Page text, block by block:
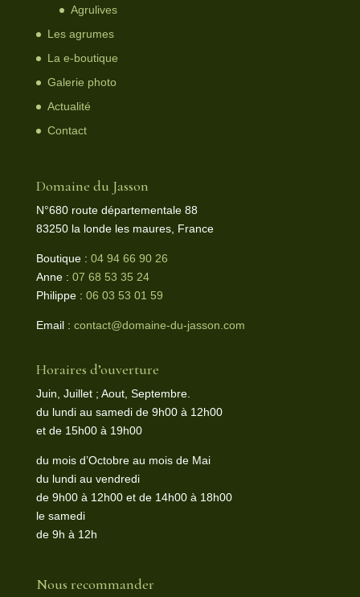
Agrulives
Les agrumes
La e-boutique
Galerie photo
Actualité
Contact
Domaine du Jasson
N°680 route départementale 88
83250 la londe les maures, France
Boutique : 04 94 66 90 26
Anne : 07 68 53 35 24
Philippe : 06 03 53 01 59
Email : contact@domaine-du-jasson.com
Horaires d’ouverture
Juin, Juillet ; Aout, Septembre.
du lundi au samedi de 9h00 à 12h00
et de 15h00 à 19h00
du mois d’Octobre au mois de Mai
du lundi au vendredi
de 9h00 à 12h00 et de 14h00 à 18h00
le samedi
de 9h à 12h
Nous recommander